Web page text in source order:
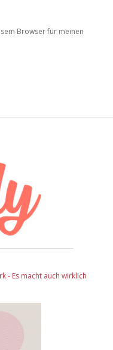
Browser für meinen
- Es macht auch wirklich